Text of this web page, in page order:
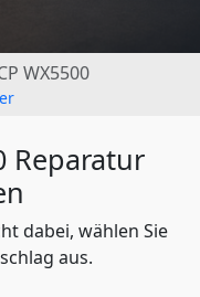
WX5500
Reparatur
dabei, wählen Sie
aus.